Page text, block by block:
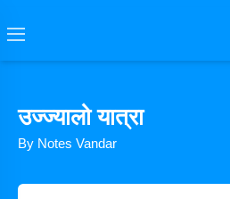
उज्ज्यालो यात्रा
By Notes Vandar